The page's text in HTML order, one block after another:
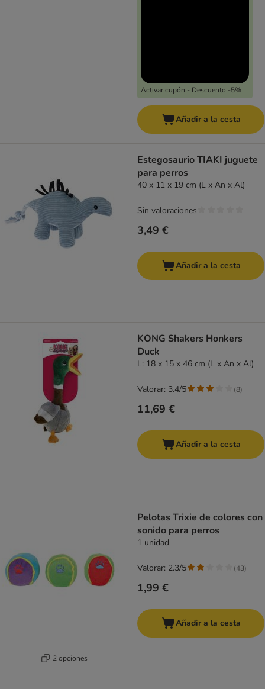
Activar cupón - Descuento -5%
Añadir a la cesta
Estegosaurio TIAKI juguete
para perros
40 x 11 x 19 cm (L x An x Al)
3,49 €
Sin valoraciones
Añadir a la cesta
KONG Shakers Honkers
Duck
L: 18 x 15 x 46 cm (L x An x Al)
11,69 €
Valorar: 3.4/5 (8)
Añadir a la cesta
2 opciones
Pelotas Trixie de colores con
sonido para perros
1 unidad
1,99 €
Valorar: 2.3/5 (43)
Añadir a la cesta